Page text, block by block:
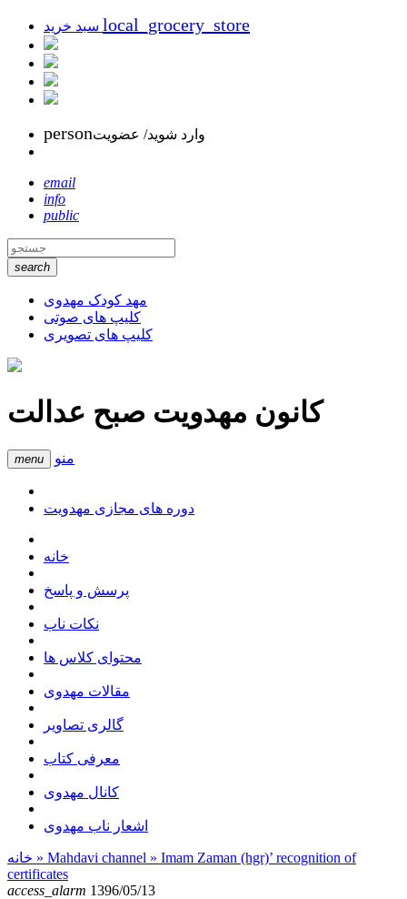
local_grocery_store
personوارد شوید/ عضویت
email
info
public
search
مهد کودک مهدوی
کلیپ های صوتی
کلیپ های تصویری
کانون مهدویت صبح عدالت
menu منو
دوره های مجازی مهدویت
خانه
پرسش و پاسخ
نکات ناب
محتوای کلاس ها
مقالات مهدوی
گالری تصاویر
معرفی کتاب
کانال مهدوی
اشعار ناب مهدوی
» Mahdavi channel » Imam Zaman (hgr)’ recognition of
certificates
access_alarm 1396/05/13